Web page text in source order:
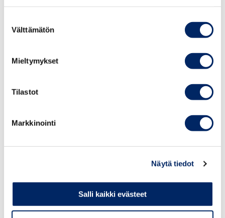
valinta
Välttämätön
Mieltymykset
Tilastot
Markkinointi
Näytä tiedot
Salli kaikki evästeet
PAGES
ATA Carnet customs document